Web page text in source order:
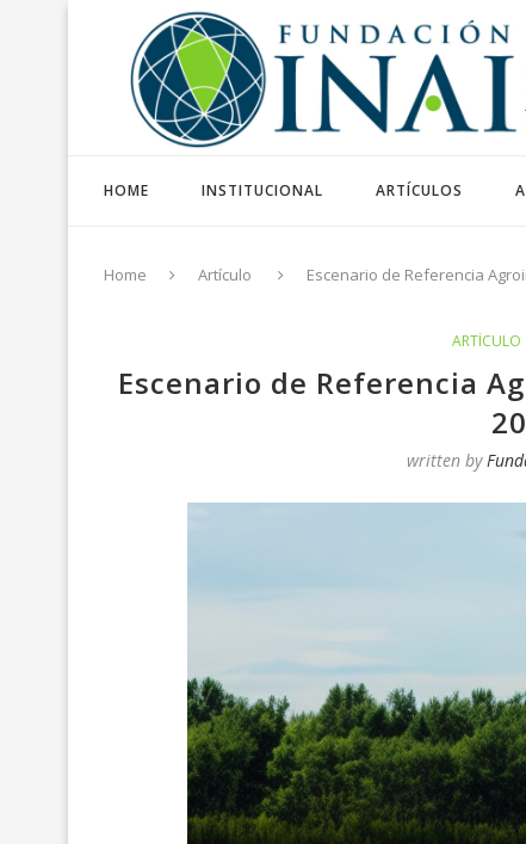
HOME INSTITUCIONAL ARTÍCULOS
Home Artículo Escenario de Referencia
ARTÍCULO
Escenario de Referencia
written by
MAXIMILIANO